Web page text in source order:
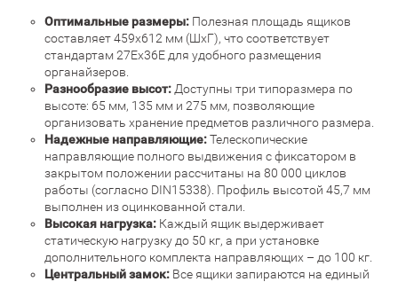
Оптимальные размеры: Полезная площадь ящиков
составляет 459х612 мм (ШхГ), что соответствует
стандартам 27Ех36Е для удобного размещения
органайзеров.
Разнообразие высот: Доступны три типоразмера по
высоте: 65 мм, 135 мм и 275 мм, позволяющие
организовать хранение предметов различного размера.
Надежные направляющие:Телескопические
направляющие полного выдвижения с фиксатором в
закрытом положении рассчитаны на 80 000 циклов
работы (согласно DIN15338). Профиль высотой 45,7 мм
выполнен из оцинкованной стали.
Высокая нагрузка: Каждый ящик выдерживает
статическую нагрузку до 50 кг, а при установке
дополнительного комплекта направляющих – до 100 кг.
Центральный замок: Все ящики запираются на единый